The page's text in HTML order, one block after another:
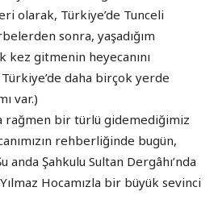
olarak, Türkiye’de Tunceli
sonra, yaşadığım
kez gitmenin heyecanını
Türkiye’de daha birçok yerde
var.)
rağmen bir türlü gidemediğimiz
rehberliğinde bugün,
anda Şahkulu Sultan Dergâhı’nda
Hocamızla bir büyük sevinci